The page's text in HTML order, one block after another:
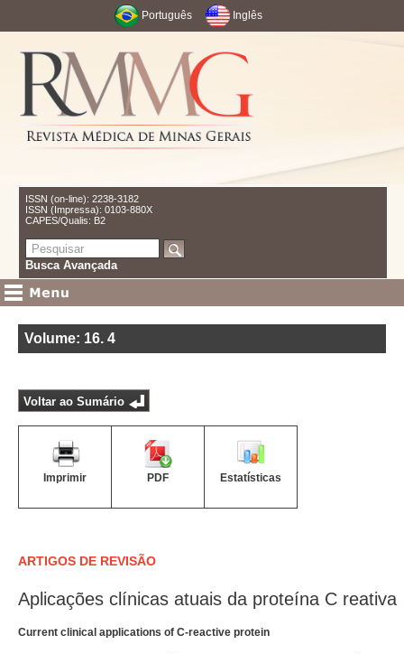
Português Inglês
ISSN (on-line): 2238-3182
ISSN (Impressa): 0103-880X
CAPES/Qualis: B2
Busca Avançada
Volume: 16. 4
Voltar ao Sumário
Imprimir PDF Estatísticas
ARTIGOS DE REVISÃO
Aplicações clínicas atuais da proteína C reativa
Current clinical applications of C-reactive protein